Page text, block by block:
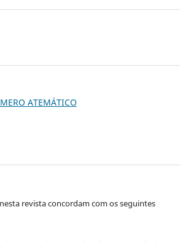
ATEMÁTICO
revista concordam com os seguintes